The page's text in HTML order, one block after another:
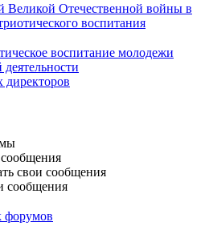
Отечественной войны в
воспитания
воспитание молодежи
сообщения
свои сообщения
сообщения
форумов